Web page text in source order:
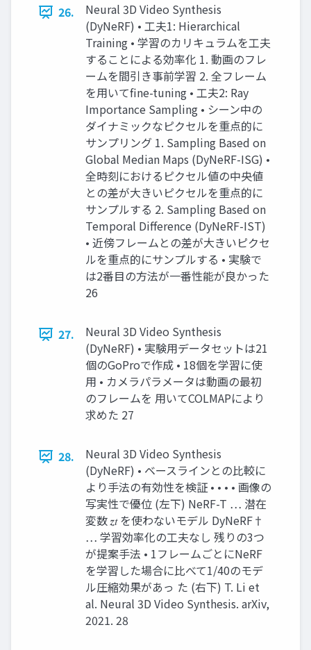
26.
Neural 3D Video Synthesis
(DyNeRF) • 工夫1: Hierarchical
Training • 学習のカリキュラムを工夫
することによる効率化 1. 動画のフレ
ームを間引き事前学習 2. 全フレーム
を用いてfine-tuning • 工夫2: Ray
Importance Sampling • シーン中の
ダイナミックなピクセルを重点的に
サンプリング 1. Sampling Based on
Global Median Maps (DyNeRF-ISG) •
全時刻におけるピクセル値の中央値
との差が大きいピクセルを重点的に
サンプルする 2. Sampling Based on
Temporal Difference (DyNeRF-IST)
• 近傍フレームとの差が大きいピクセ
ルを重点的にサンプルする • 実験で
は2番目の方法が一番性能が良かった
26
27.
Neural 3D Video Synthesis
(DyNeRF) • 実験用データセットは21
個のGoProで作成 • 18個を学習に使
用 • カメラパラメータは動画の最初
のフレームを 用いてCOLMAPにより
求めた 27
28.
Neural 3D Video Synthesis
(DyNeRF) • ベースラインとの比較に
より手法の有効性を検証 • • • • 画像の
写実性で優位 (左下) NeRF-T … 潜在
変数 𝒛𝑡 を使わないモデル DyNeRF†
… 学習効率化の工夫なし 残りの3つ
が提案手法 • 1フレームごとにNeRF
を学習した場合に比べて1/40のモデ
ル圧縮効果があっ た (右下) T. Li et
al. Neural 3D Video Synthesis. arXiv,
2021. 28